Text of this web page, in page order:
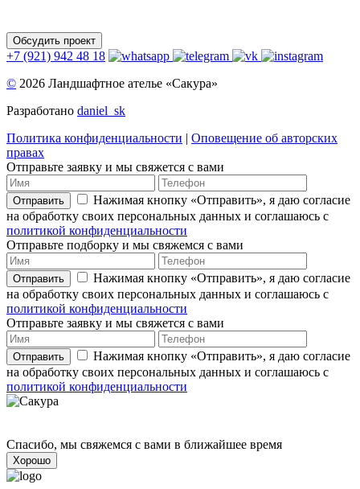
Обсудить проект
+7 (921) 942 48 18
© 2026 Ландшафтное ателье «Сакура»
Разработано daniel_sk
Политика конфиденциальности | Оповещение об авторских
правах
Отправьте заявку и мы свяжется с вами
Отправить
Нажимая кнопку «Отправить», я даю согласие
на обработку своих персональных данных и соглашаюсь с
политикой конфиденциальности
Отправьте подборку и мы свяжемся с вами
Отправить
Нажимая кнопку «Отправить», я даю согласие
на обработку своих персональных данных и соглашаюсь с
политикой конфиденциальности
Отправьте заявку и мы свяжется с вами
Отправить
Нажимая кнопку «Отправить», я даю согласие
на обработку своих персональных данных и соглашаюсь с
политикой конфиденциальности
Спасибо, мы свяжемся с вами в ближайшее время
Хорошо